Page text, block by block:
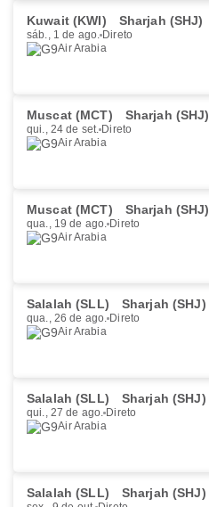
Kuwait (KWI) Sharjah (SHJ)
sáb., 1 de ago. Direto
Air Arabia
Muscat (MCT) Sharjah (SHJ)
qui., 24 de set. Direto
Air Arabia
Muscat (MCT) Sharjah (SHJ)
qua., 19 de ago. Direto
Air Arabia
Salalah (SLL) Sharjah (SHJ)
qua., 26 de ago. Direto
Air Arabia
Salalah (SLL) Sharjah (SHJ)
qui., 27 de ago. Direto
Air Arabia
Salalah (SLL) Sharjah (SHJ)